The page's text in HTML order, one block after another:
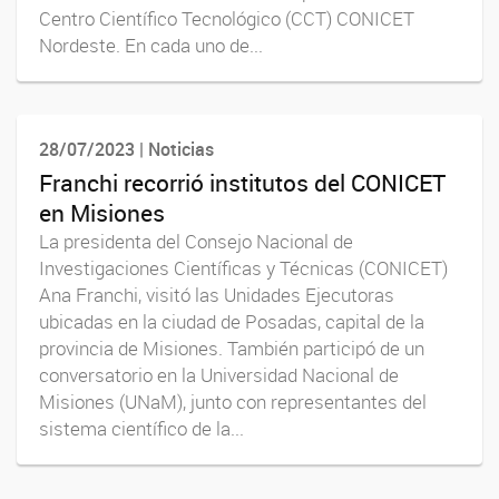
Centro Científico Tecnológico (CCT) CONICET
Nordeste. En cada uno de...
28/07/2023 | Noticias
Franchi recorrió institutos del CONICET
en Misiones
La presidenta del Consejo Nacional de
Investigaciones Científicas y Técnicas (CONICET)
Ana Franchi, visitó las Unidades Ejecutoras
ubicadas en la ciudad de Posadas, capital de la
provincia de Misiones. También participó de un
conversatorio en la Universidad Nacional de
Misiones (UNaM), junto con representantes del
sistema científico de la...